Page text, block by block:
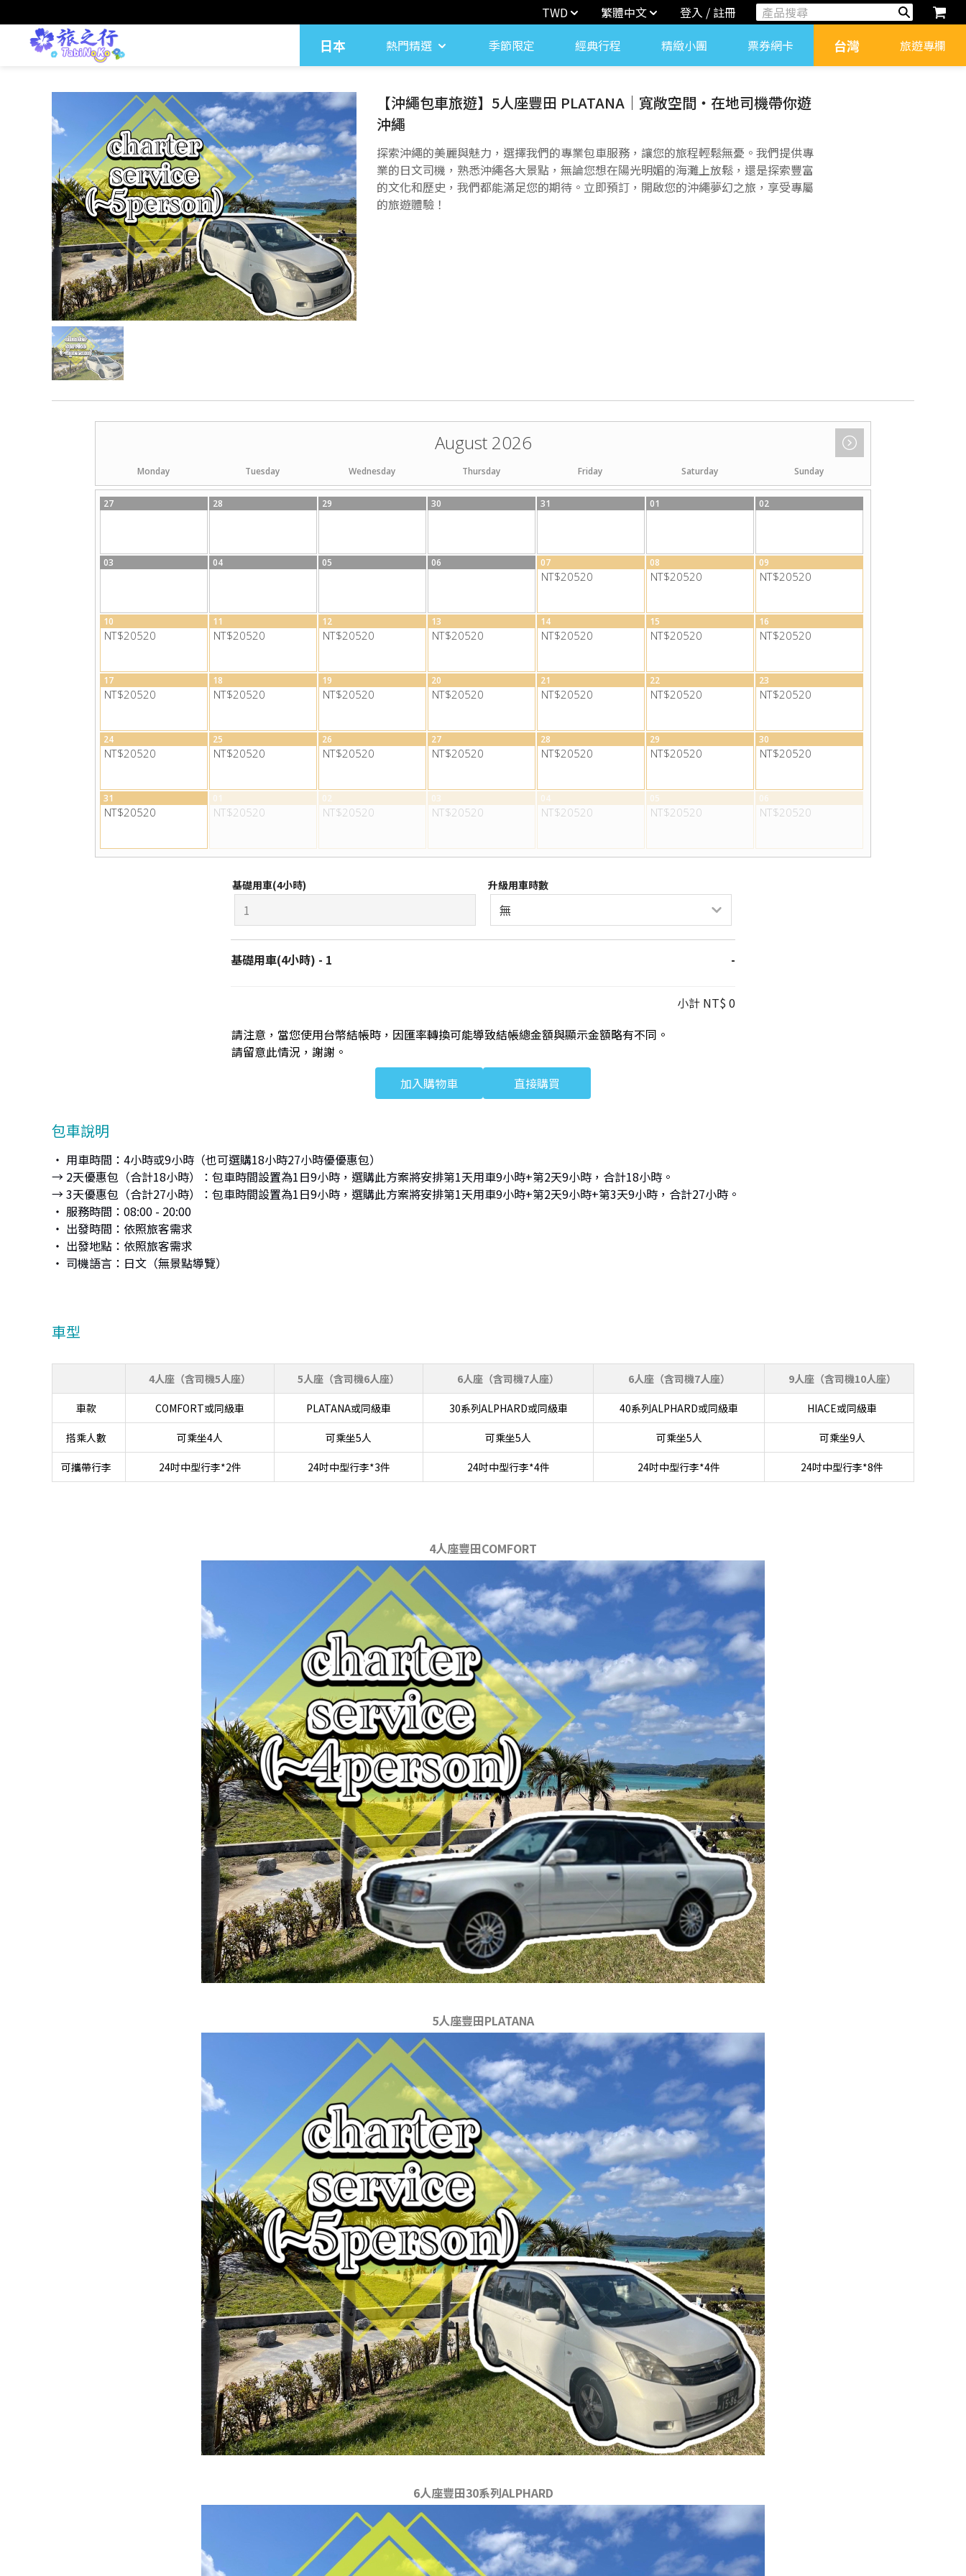
【沖繩包車旅遊】5人座豐田 PLATANA｜寬敞空間・在地司機帶你遊
沖繩
探索沖繩的美麗與魅力，選擇我們的專業包車服務，讓您的旅程輕鬆無憂。我們提供專
業的日文司機，熟悉沖繩各大景點，無論您想在陽光明媚的海灘上放鬆，還是探索豐富
的文化和歷史，我們都能滿足您的期待。立即預訂，開啟您的沖繩夢幻之旅，享受專屬
的旅遊體驗！
August 2026
Monday Tuesday Wednesday Thursday Friday Saturday Sunday
27 28 29 30 31 01 02
03 04 05 06 07
NT$20520
08
NT$20520
09
NT$20520
10
NT$20520
11
NT$20520
12
NT$20520
13
NT$20520
14
NT$20520
15
NT$20520
16
NT$20520
17
NT$20520
18
NT$20520
19
NT$20520
20
NT$20520
21
NT$20520
22
NT$20520
23
NT$20520
24
NT$20520
25
NT$20520
26
NT$20520
27
NT$20520
28
NT$20520
29
NT$20520
30
NT$20520
31
NT$20520
01
NT$20520
02
NT$20520
03
NT$20520
04
NT$20520
05
NT$20520
06
NT$20520
基礎用車(4小時) 升級用車時數
基礎用車(4小時) - 1 -
小計 NT$ 0
請注意，當您使用台幣結帳時，因匯率轉換可能導致結帳總金額與顯示金額略有不同。
請留意此情況，謝謝。
加入購物車
直接購買
包車說明
・ 用車時間：4小時或9小時（也可選購18小時27小時優優惠包）
→ 2天優惠包（合計18小時）：包車時間設置為1日9小時，選購此方案將安排第1天用車9小時+第2天9小時，合計18小時。
→ 3天優惠包（合計27小時）：包車時間設置為1日9小時，選購此方案將安排第1天用車9小時+第2天9小時+第3天9小時，合計27小時。
・ 服務時間：08:00 - 20:00
・ 出發時間：依照旅客需求
・ 出發地點：依照旅客需求
・ 司機語言：日文（無景點導覽）
車型
4人座（含司機5人座） 5人座（含司機6人座） 6人座（含司機7人座） 6人座（含司機7人座） 9人座（含司機10人座）
車款 COMFORT或同級車 PLATANA或同級車 30系列ALPHARD或同級車 40系列ALPHARD或同級車 HIACE或同級車
搭乘人數 可乘坐4人 可乘坐5人 可乘坐5人 可乘坐5人 可乘坐9人
可攜帶行李 24吋中型行李*2件 24吋中型行李*3件 24吋中型行李*4件 24吋中型行李*4件 24吋中型行李*8件
4人座豐田COMFORT
5人座豐田PLATANA
6人座豐田30系列ALPHARD
TWD 繁體中文 登入 / 註冊
日本 熱門精選 季節限定 經典行程 精緻小團 票券網卡 台灣 旅遊專欄